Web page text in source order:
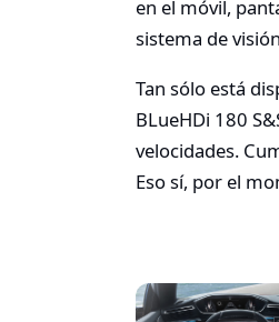
en el móvil,
sistema de
Tan sólo está
BLueHDi 180
velocidades.
Eso sí, por el